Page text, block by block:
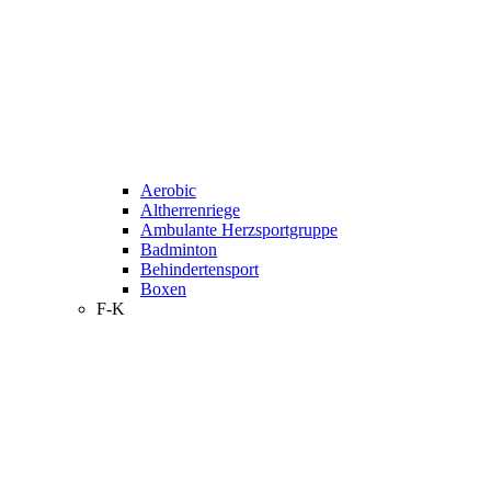
Aerobic
Altherrenriege
Ambulante Herzsportgruppe
Badminton
Behindertensport
Boxen
F-K